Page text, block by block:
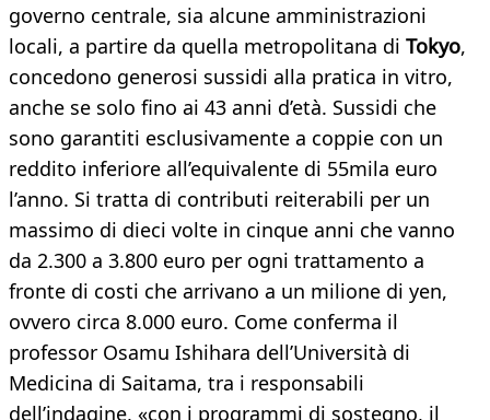
governo centrale, sia alcune amministrazioni
locali, a partire da quella metropolitana di Tokyo,
concedono generosi sussidi alla pratica in vitro,
anche se solo fino ai 43 anni d’età. Sussidi che
sono garantiti esclusivamente a coppie con un
reddito inferiore all’equivalente di 55mila euro
l’anno. Si tratta di contributi reiterabili per un
massimo di dieci volte in cinque anni che vanno
da 2.300 a 3.800 euro per ogni trattamento a
fronte di costi che arrivano a un milione di yen,
ovvero circa 8.000 euro. Come conferma il
professor Osamu Ishihara dell’Università di
Medicina di Saitama, tra i responsabili
dell’indagine, «con i programmi di sostegno, il